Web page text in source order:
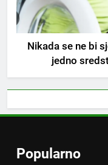
Nikada se ne bi
jedno
Popularno
8
1